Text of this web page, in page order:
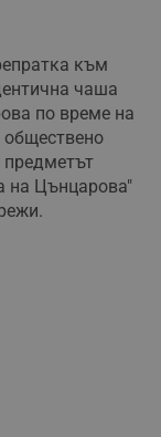
към
чаша
по време на
обществено
предметът
на Цънцарова"